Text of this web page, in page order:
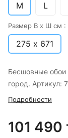
M L
Размер В х Ш см :
275 х 671
Бесшовные
город. Артикул:
Подробности
101 490